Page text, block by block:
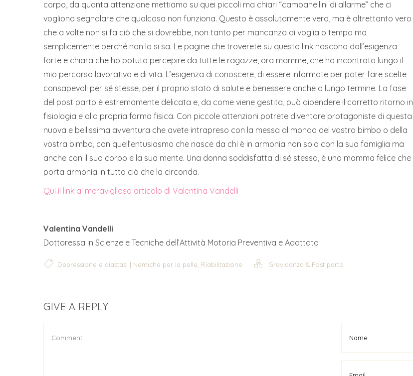
corpo, da quanta attenzione mettiamo su quei piccoli ma chiari “campanellini di allarme” che ci
vogliono segnalare che qualcosa non funziona. Questo è assolutamente vero, ma è altrettanto vero
che a volte non si fa ciò che si dovrebbe, non tanto per mancanza di voglia o tempo ma
semplicemente perché non lo si sa. Le pagine che troverete su questo link nascono dall’esigenza
forte e chiara che ho potuto percepire da tutte le ragazze, ora mamme, che ho incontrato lungo il
mio percorso lavorativo e di vita. L’esigenza di conoscere, di essere informate per poter fare scelte
consapevoli per sé stesse, per il proprio stato di salute e benessere anche a lungo termine. La fase
del post parto è estremamente delicata e, da come viene gestita, può dipendere il corretto ritorno in
fisiologia e alla propria forma fisica. Con piccole attenzioni potrete diventare protagoniste di questa
nuova e bellissima avventura che avete intrapreso con la messa al mondo del vostro bimbo o della
vostra bimba, con quell’entusiasmo che nasce da chi è in armonia non solo con la sua famiglia ma
anche con il suo corpo e la sua mente. Una donna soddisfatta di sé stessa, è una mamma felice che
porta armonia in tutto ciò che la circonda.
Qui il link al meraviglioso articolo di Valentina Vandelli
Valentina Vandelli
Dottoressa in Scienze e Tecniche dell’Attività Motoria Preventiva e Adattata
Depressione e diastasi | Nemiche per la pelle, Riabilitazione Gravidanza & Post parto
GIVE A REPLY